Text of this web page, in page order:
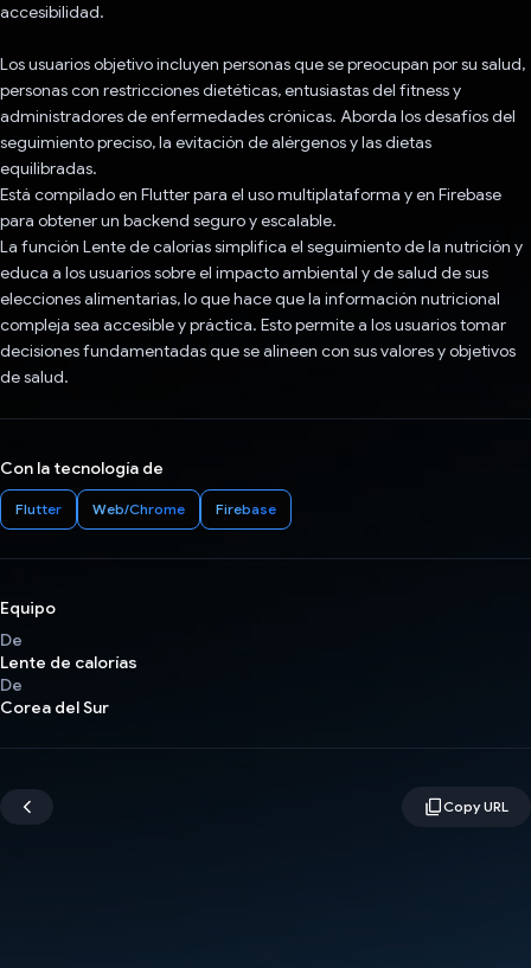
accesibilidad.
Los usuarios objetivo incluyen personas que se preocupan por su salud,
personas con restricciones dietéticas, entusiastas del fitness y
administradores de enfermedades crónicas. Aborda los desafíos del
seguimiento preciso, la evitación de alérgenos y las dietas
equilibradas.
Está compilado en Flutter para el uso multiplataforma y en Firebase
para obtener un backend seguro y escalable.
La función Lente de calorías simplifica el seguimiento de la nutrición y
educa a los usuarios sobre el impacto ambiental y de salud de sus
elecciones alimentarias, lo que hace que la información nutricional
compleja sea accesible y práctica. Esto permite a los usuarios tomar
decisiones fundamentadas que se alineen con sus valores y objetivos
de salud.
Con la tecnología de
Flutter Web/Chrome Firebase
Equipo
De
Lente de calorías
De
Corea del Sur